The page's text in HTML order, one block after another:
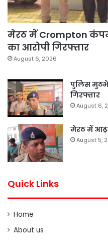
मेरठ में Crompton
का आरोपी गिरफ्तार
August 6, 2026
पुलिस
गिरफ्तार
August 6,
मेरठ में
August 5,
Quick Links
Home
About us